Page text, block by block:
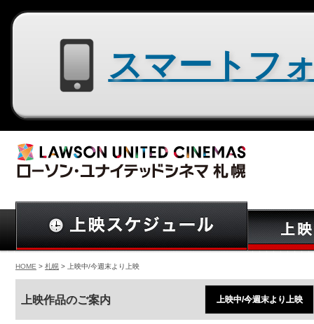
HOME > 札幌 > 上映中/今週末より上映
上映作品のご案内 上映中/今週末より上映